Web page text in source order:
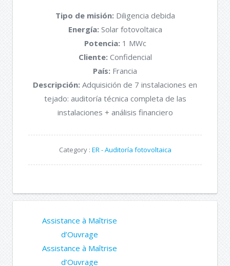
Tipo de misión:Diligencia debida
Energía:Solar fotovoltaica
Potencia:1 MWc
Cliente:Confidencial
País: Francia
Descripción: Adquisición de 7 instalaciones en
tejado: auditoría técnica completa de las
instalaciones + análisis financiero
Category : ER - Auditoría fotovoltaica
Assistance à Maîtrise
d’Ouvrage
Assistance à Maîtrise
d’Ouvrage